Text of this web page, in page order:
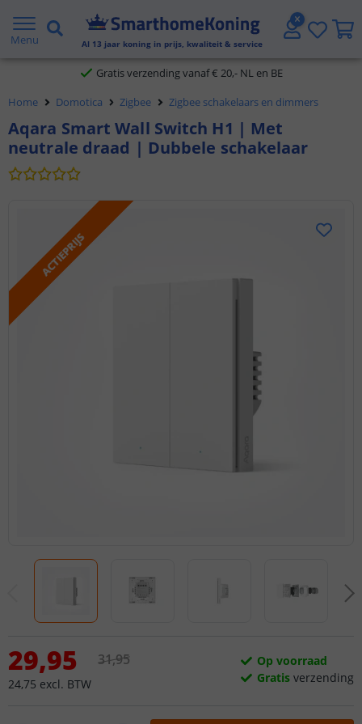
Menu Al 13 jaar koning in prijs, kwaliteit & service
2 jaar garantie
Gratis verzending vanaf € 20,- NL en BE
Klantbeoordeling 9.1
Voor 23:45 uur besteld, morgen in huis
Home Domotica Zigbee Zigbee schakelaars en dimmers
Aqara Smart Wall Switch H1 | Met
neutrale draad | Dubbele schakelaar
ACTIEPRIJS
29,95
24,75 excl. BTW
31,95
Op voorraad
Gratis verzending